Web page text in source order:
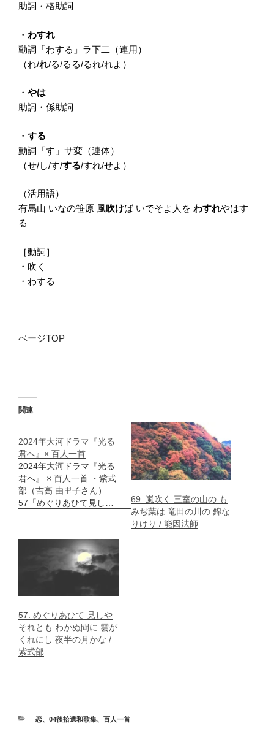
助詞・格助詞
・ わすれ
動詞「わする」ラ下二（連用）
（れ/れ/る/るる/るれ/れよ）
・ やは
助詞・係助詞
・ する
動詞「す」サ変（連体）
（せ/し/す/する/すれ/せよ）
（活用語）
有馬山 いなの笹原 風吹けば いでそよ人を わすれやはす
る
［動詞］
・吹く
・わする
ページTOP
関連
2024年大河ドラマ『光る
君へ』× 百人一首
2024年大河ドラマ『光る
君へ』 × 百人一首 ・紫式
部（吉高 由里子さん）
57「めぐりあひて見し…
69. 嵐吹く 三室の山の も
みぢ葉は 竜田の川の 錦な
りけり / 能因法師
57. めぐりあひて 見しや
それとも わかぬ間に 雲が
くれにし 夜半の月かな /
紫式部
カ
恋、 04後拾遺和歌集、 百人一首